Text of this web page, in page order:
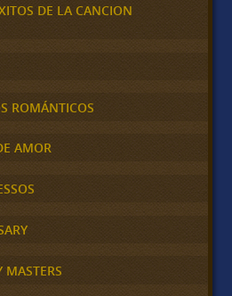
DE LA CANCION
ROMÁNTICOS
AMOR
MASTERS